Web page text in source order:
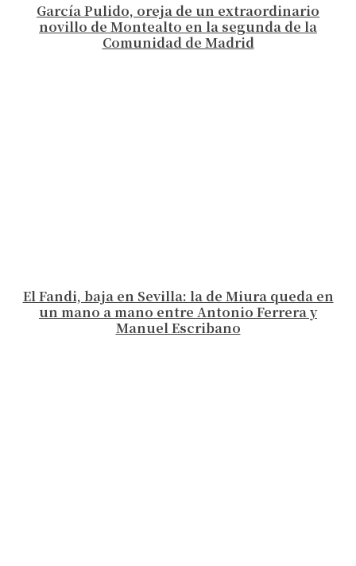
García Pulido, oreja de un extraordinario
novillo de Montealto en la segunda de la
Comunidad de Madrid
El Fandi, baja en Sevilla: la de Miura queda en
un mano a mano entre Antonio Ferrera y
Manuel Escribano